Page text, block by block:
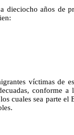
dieciocho años de
víctimas de
conforme
cuales sea parte